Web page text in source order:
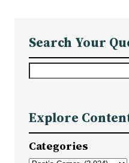
Search Your
r
c
h
Explore
Categories